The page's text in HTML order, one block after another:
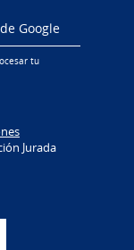
tu
Jurada